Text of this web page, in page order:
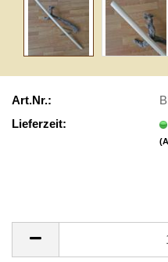
Art.Nr.:
Lieferzeit: